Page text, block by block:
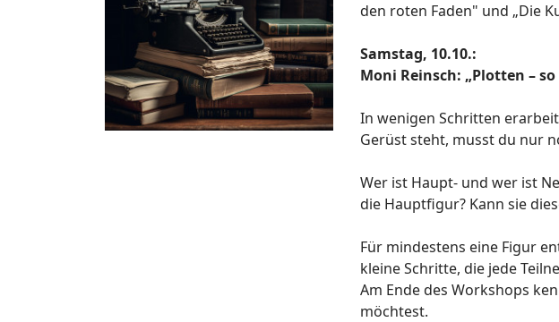
den roten Faden" und „Die
Samstag, 10.10.:
Moni Reinsch: „Plotten –
In wenigen Schritten
Gerüst steht, musst du nur
Wer ist Haupt- und wer ist
die Hauptfigur? Kann sie
Für mindestens eine Figur
kleine Schritte, die jede
Am Ende des Workshops
möchtest.